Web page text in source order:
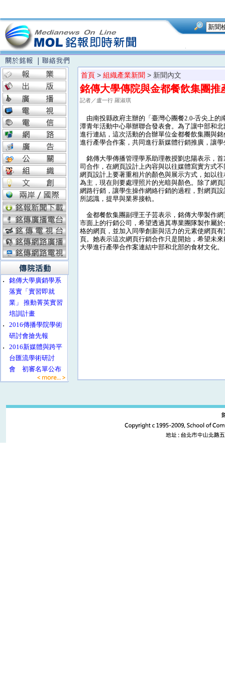
‧
銘傳大學廣銷學系
落實「實習即就
業」 推動菁英實習
培訓計畫
‧
2016傳播學院學術
研討會搶先報
‧
2016新媒體與跨平
台匯流學術研討
會 初審名單公布
首頁 > 組織產業新聞 > 新聞內文
銘傳大學傳院與金都餐飲集團推
記者／盧一行 羅淑琪
由南投縣政府主辦的「臺灣心團餐2.0-舌尖上的
潭青年活動中心舉辦聯合發表會。為了讓中部和
進行連結，這次活動的合辦單位金都餐飲集團與
進行產學合作案，共同進行新媒體行銷推廣，讓
銘傳大學傳播管理學系助理教授劉忠陽表示，
司合作，在網頁設計上內容與以往媒體寫實方式
網頁設計上要著重相片的顏色與展示方式，如以
為主，現在則要處理照片的光暗與顏色。除了網
網路行銷，讓學生操作網絡行銷的過程，對網頁
所認識，提早與業界接軌。
金都餐飲集團副理王子芸表示，銘傳大學製作
市面上的行銷公司，希望透過其專業團隊製作屬
格的網頁，並加入同學創新與活力的元素使網頁
頁。她表示這次網頁行銷合作只是開始，希望未
大學進行產學合作案連結中部和北部的食材文化。